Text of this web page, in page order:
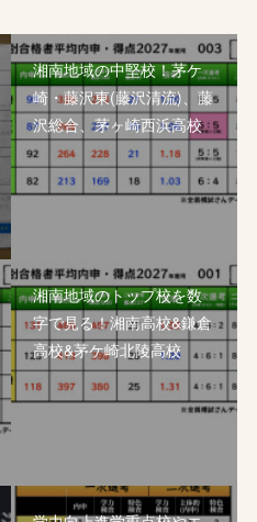
湘南地域の中堅校！茅ケ
崎・藤沢東(藤沢清流)、藤
沢総合、茅ヶ崎西浜高校
湘南地域のトップ校を数
字で見る！湘南高校&鎌倉
高校&茅ケ崎北陵高校